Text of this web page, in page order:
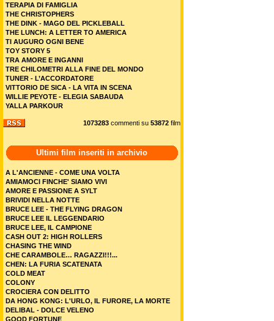
TERAPIA DI FAMIGLIA
THE CHRISTOPHERS
THE DINK - MAGO DEL PICKLEBALL
THE LUNCH: A LETTER TO AMERICA
TI AUGURO OGNI BENE
TOY STORY 5
TRA AMORE E INGANNI
TRE CHILOMETRI ALLA FINE DEL MONDO
TUNER - L’ACCORDATORE
VITTORIO DE SICA - LA VITA IN SCENA
WILLIE PEYOTE - ELEGIA SABAUDA
YALLA PARKOUR
1073283 commenti su 53872 film
Ultimi film inseriti in archivio
A L'ANCIENNE - COME UNA VOLTA
AMIAMOCI FINCHE' SIAMO VIVI
AMORE E PASSIONE A SYLT
BRIVIDI NELLA NOTTE
BRUCE LEE - THE FLYING DRAGON
BRUCE LEE IL LEGGENDARIO
BRUCE LEE, IL CAMPIONE
CASH OUT 2: HIGH ROLLERS
CHASING THE WIND
CHE CARAMBOLE… RAGAZZI!!!...
CHEN: LA FURIA SCATENATA
COLD MEAT
COLONY
CROCIERA CON DELITTO
DA HONG KONG: L'URLO, IL FURORE, LA MORTE
DELIBAL - DOLCE VELENO
GOOD FORTUNE